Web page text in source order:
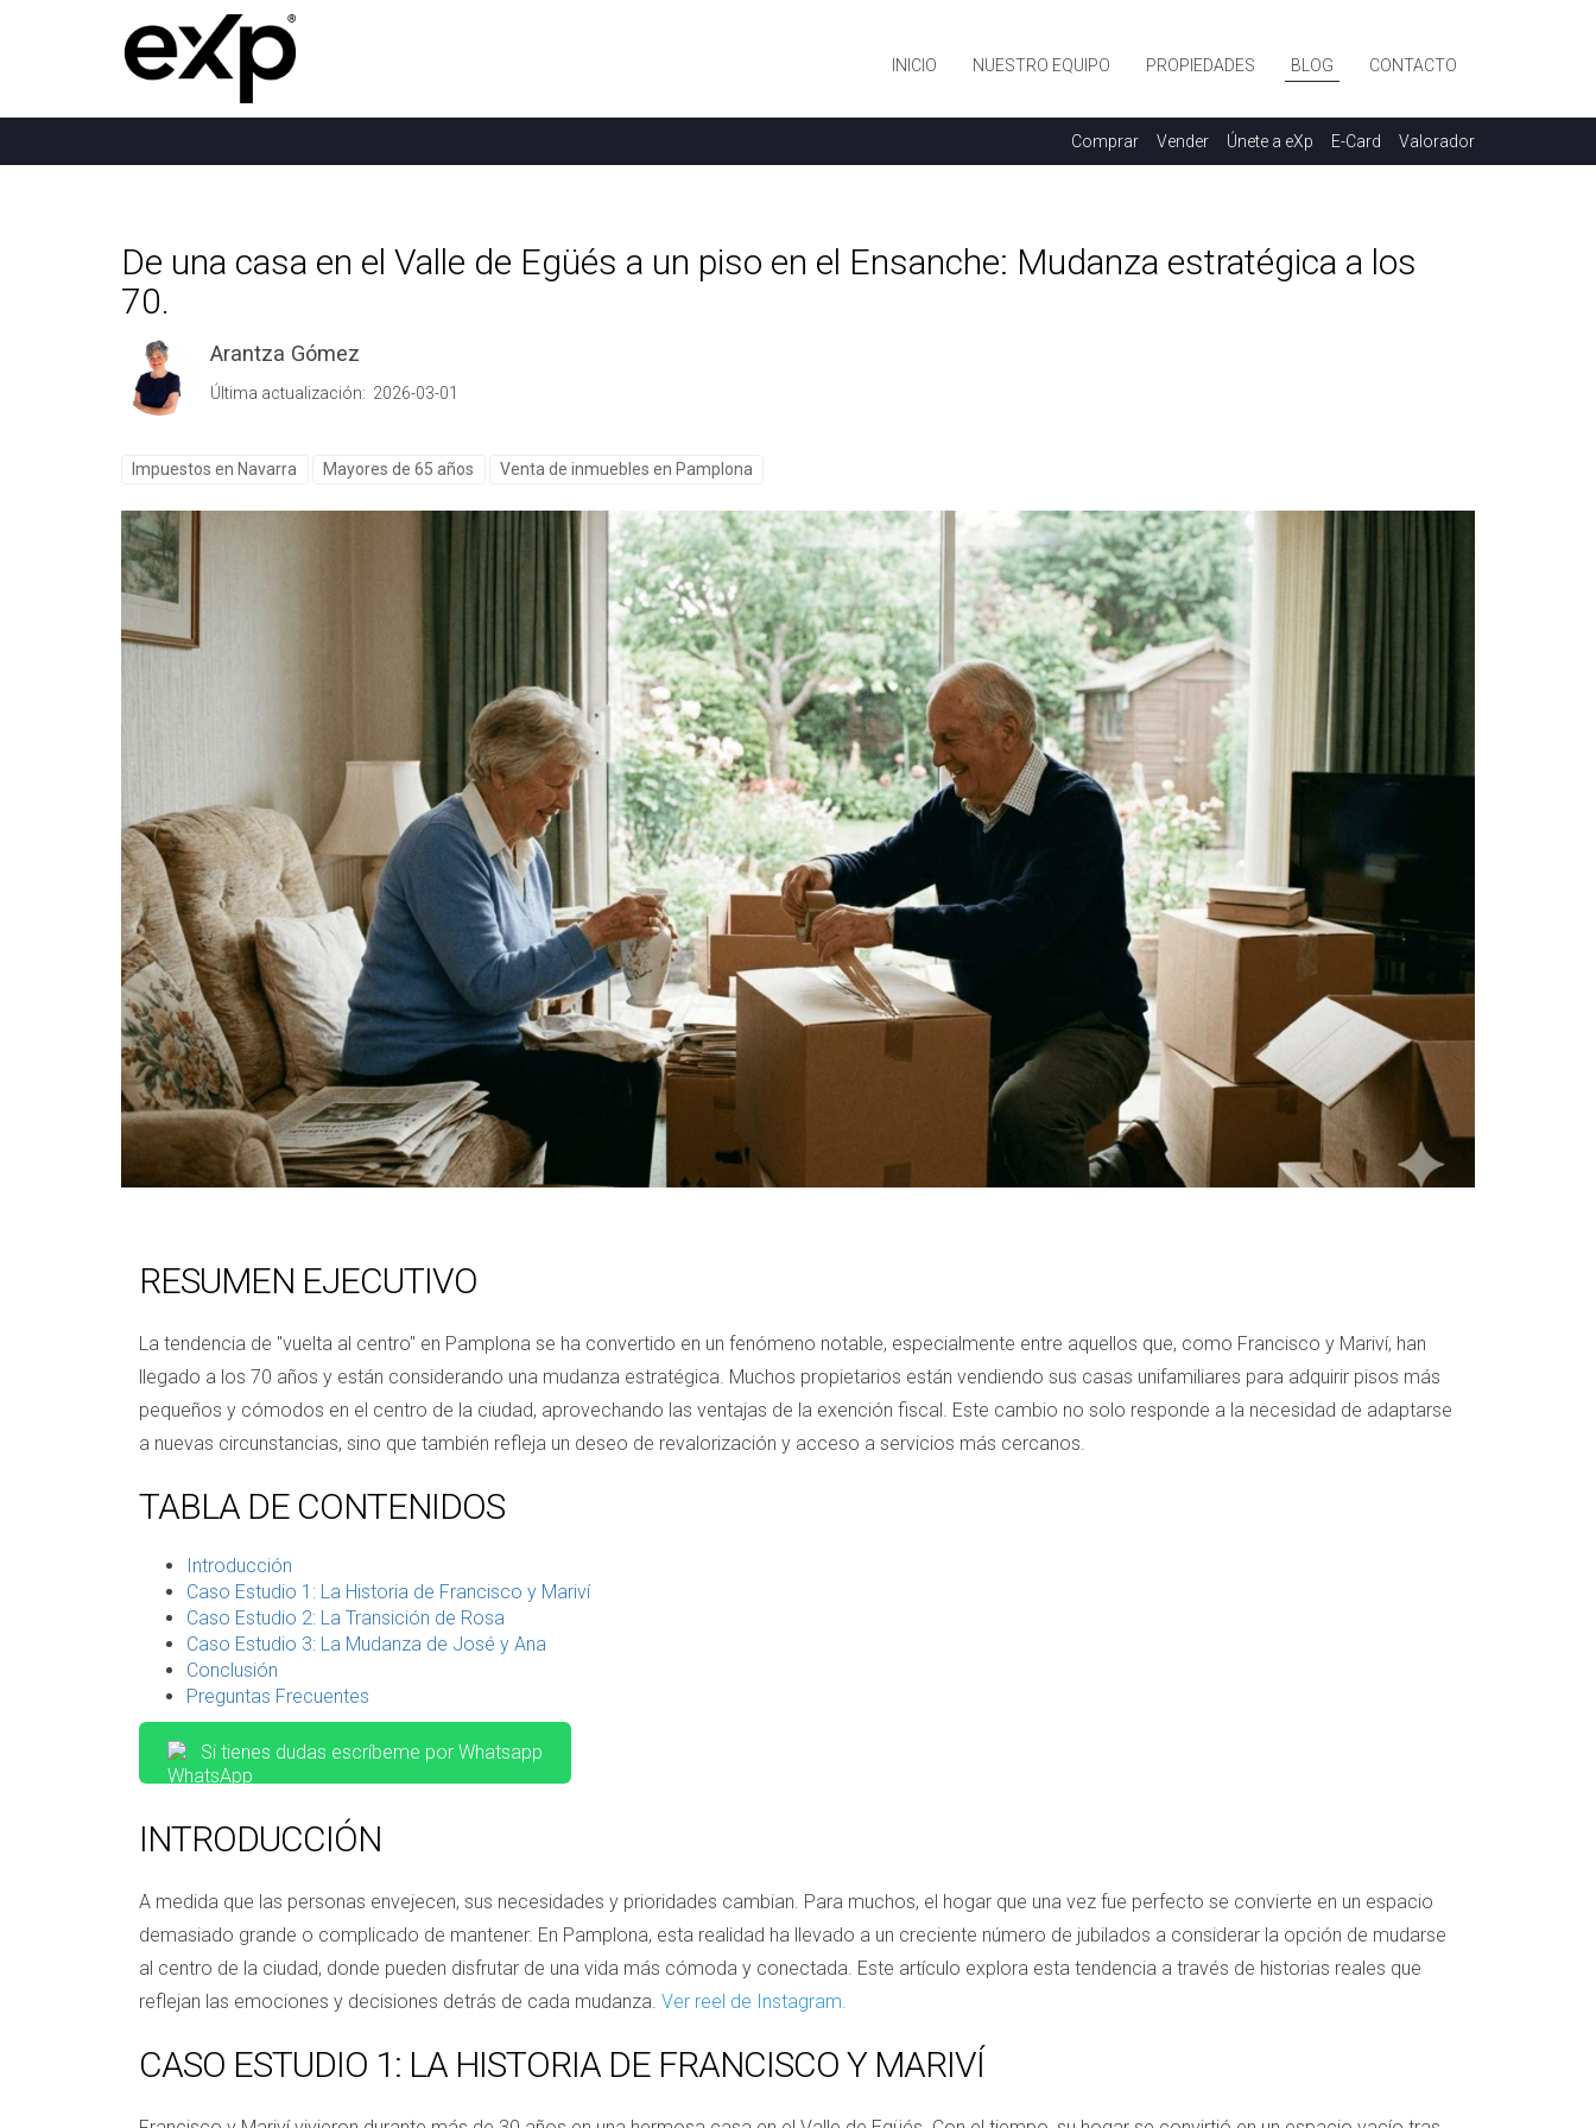
INICIO NUESTRO EQUIPO PROPIEDADES BLOG CONTACTO
Comprar Vender Únete a eXp E-Card Valorador
De una casa en el Valle de Egüés a un piso en el Ensanche: Mudanza estratégica a los
70.
Arantza Gómez
Última actualización: 2026-03-01
Impuestos en Navarra Mayores de 65 años Venta de inmuebles en Pamplona
RESUMEN EJECUTIVO
La tendencia de "vuelta al centro" en Pamplona se ha convertido en un fenómeno notable, especialmente entre aquellos que, como Francisco y Mariví, han
llegado a los 70 años y están considerando una mudanza estratégica. Muchos propietarios están vendiendo sus casas unifamiliares para adquirir pisos más
pequeños y cómodos en el centro de la ciudad, aprovechando las ventajas de la exención fiscal. Este cambio no solo responde a la necesidad de adaptarse
a nuevas circunstancias, sino que también refleja un deseo de revalorización y acceso a servicios más cercanos.
TABLA DE CONTENIDOS
Introducción
Caso Estudio 1: La Historia de Francisco y Mariví
Caso Estudio 2: La Transición de Rosa
Caso Estudio 3: La Mudanza de José y Ana
Conclusión
Preguntas Frecuentes
Si tienes dudas escríbeme por Whatsapp
INTRODUCCIÓN
A medida que las personas envejecen, sus necesidades y prioridades cambian. Para muchos, el hogar que una vez fue perfecto se convierte en un espacio
demasiado grande o complicado de mantener. En Pamplona, esta realidad ha llevado a un creciente número de jubilados a considerar la opción de mudarse
al centro de la ciudad, donde pueden disfrutar de una vida más cómoda y conectada. Este artículo explora esta tendencia a través de historias reales que
reflejan las emociones y decisiones detrás de cada mudanza. Ver reel de Instagram.
CASO ESTUDIO 1: LA HISTORIA DE FRANCISCO Y MARIVÍ